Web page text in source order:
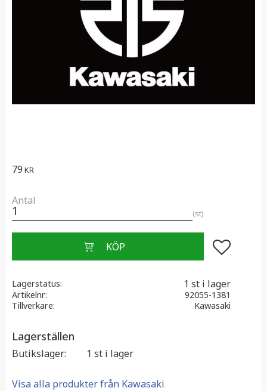
79 KR
Antal
st
Lägg till i
Lagerstatus 1 st i lager
Artikelnr
92055-1381
Tillverkare
Kawasaki
Lagerställen
Butikslager 1 st i lager
Visa alla produkter från Kawasaki